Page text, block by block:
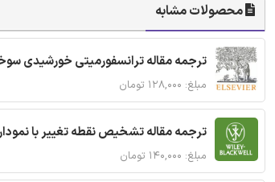
محصولات مشابه
ترجمه مقاله ترانسفورمیتی خورشیدی
مبلغ: ۱۲۸,۰۰۰ تومان
ترجمه مقاله تشخیص نقطه تغییر با
مبلغ: ۱۴۰,۰۰۰ تومان